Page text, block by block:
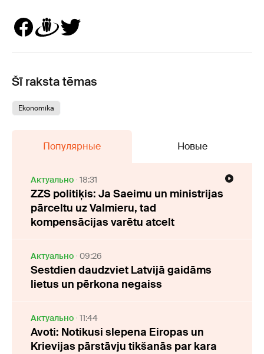
Šī raksta tēmas
Ekonomika
Популярные Новые
Актуально 18:31
ZZS politiķis: Ja Saeimu un ministrijas
pārceltu uz Valmieru, tad
kompensācijas varētu atcelt
Актуально 09:26
Sestdien daudzviet Latvijā gaidāms
lietus un pērkona negaiss
Актуально 11:44
Avoti: Notikusi slepena Eiropas un
Krievijas pārstāvju tikšanās par kara